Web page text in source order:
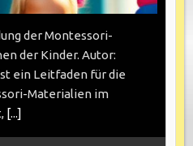
der Montessori-
der Kinder. Autor:
ein Leitfaden für die
Materialien im
[...]